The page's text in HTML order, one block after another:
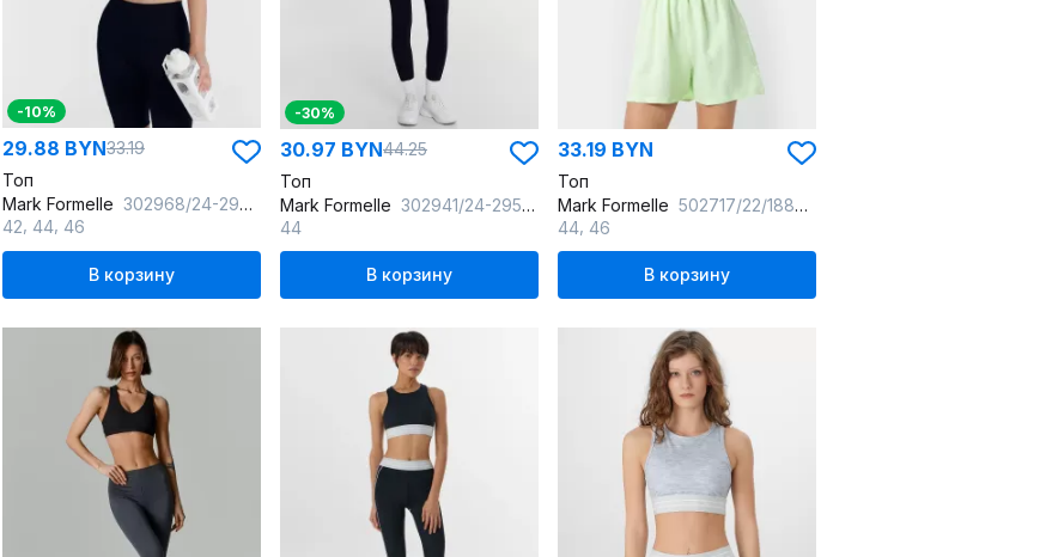
-10%
29.88 BYN33.19
Топ
Mark Formelle 302968/24-29607Ц-2 черный
42 44 46
В корзину
-30%
30.97 BYN44.25
Топ
Mark Formelle 302941/24-29598Ц-2 т.зеленый
44
В корзину
33.19 BYN
Топ
Mark Formelle 502717/22/18850Ц-9 св.зеленый
44 46
В корзину